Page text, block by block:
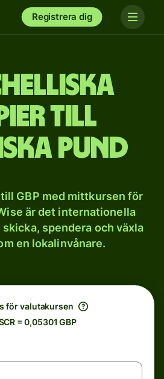
Registrera dig
till
pund
GBP med mittkursen för
är det internationella
spendera och växla
en lokalinvånare.
för valutakursen
= 0,05301 GBP